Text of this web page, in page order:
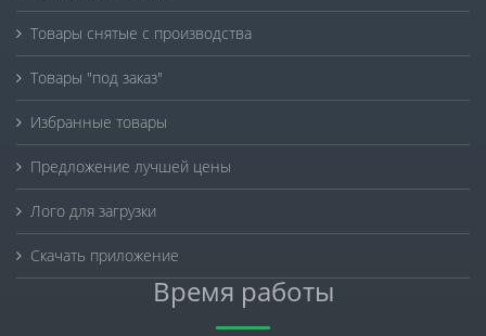
Товары снятые с производства
Товары "под заказ"
Избранные товары
Предложение лучшей цены
Лого для загрузки
Скачать приложение
Время работы